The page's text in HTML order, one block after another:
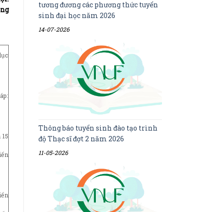
tương đương các phương thức tuyển
sinh đại học năm 2026
14-07-2026
Thông báo tuyển sinh đào tạo trình
độ Thạc sĩ đợt 2 năm 2026
11-05-2026